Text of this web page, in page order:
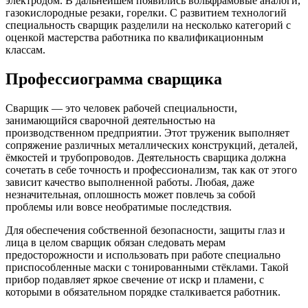
газокислородные резаки, горелки. С развитием технологий
специальность сварщик разделили на несколько категорий с
оценкой мастерства работника по квалификационным
классам.
Профессиограмма сварщика
Сварщик — это человек рабочей специальности,
занимающийся сварочной деятельностью на
производственном предприятии. Этот труженик выполняет
сопряжение различных металлических конструкций, деталей,
ёмкостей и трубопроводов. Деятельность сварщика должна
сочетать в себе точность и профессионализм, так как от этого
зависит качество выполненной работы. Любая, даже
незначительная, оплошность может повлечь за собой
проблемы или вовсе необратимые последствия.
Для обеспечения собственной безопасности, защиты глаз и
лица в целом сварщик обязан следовать мерам
предосторожности и использовать при работе специально
приспособленные маски с тонированными стёклами. Такой
прибор подавляет яркое свечение от искр и пламени, с
которыми в обязательном порядке сталкивается работник.